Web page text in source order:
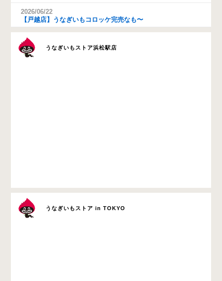
2026/06/22
【戸越店】うなぎいもコロッケ完売なも〜
うなぎいもストア浜松駅店
うなぎいもストア in TOKYO